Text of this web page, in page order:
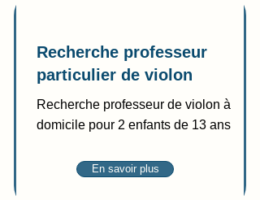
Recherche professeur
particulier de violon
Recherche professeur de violon à
domicile pour 2 enfants de 13 ans
En savoir plus